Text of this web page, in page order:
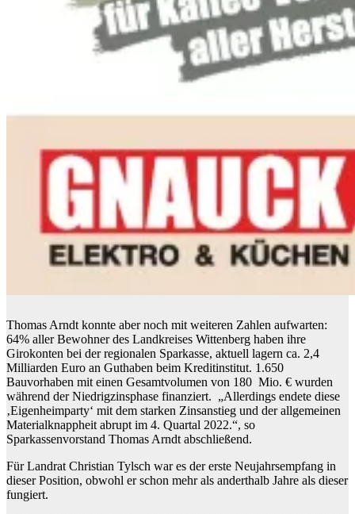
Thomas Arndt konnte aber noch mit weiteren Zahlen aufwarten:
64% aller Bewohner des Landkreises Wittenberg haben ihre
Girokonten bei der regionalen Sparkasse, aktuell lagern ca. 2,4
Milliarden Euro an Guthaben beim Kreditinstitut. 1.650
Bauvorhaben mit einen Gesamtvolumen von 180 Mio. € wurden
während der Niedrigzinsphase finanziert. „Allerdings endete diese
‚Eigenheimparty‘ mit dem starken Zinsanstieg und der allgemeinen
Materialknappheit abrupt im 4. Quartal 2022.“, so
Sparkassenvorstand Thomas Arndt abschließend.
Für Landrat Christian Tylsch war es der erste Neujahrsempfang in
dieser Position, obwohl er schon mehr als anderthalb Jahre als dieser
fungiert.